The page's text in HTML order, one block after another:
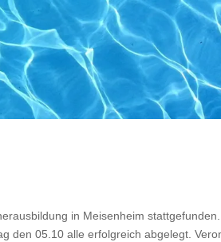
in Meisenheim
den 05.10 alle erfolgreich abgelegt.